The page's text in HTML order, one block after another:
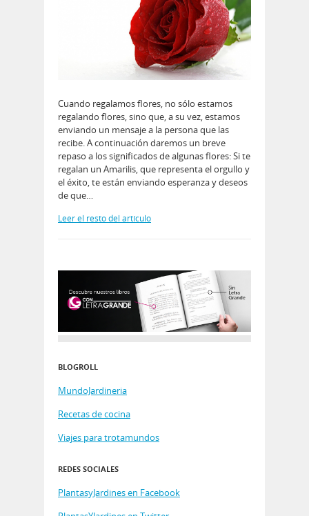
Cuando regalamos flores, no sólo estamos
regalando flores, sino que, a su vez, estamos
enviando un mensaje a la persona que las
recibe. A continuación daremos un breve
repaso a los significados de algunas flores: Si te
regalan un Amarilis, que representa el orgullo y
el éxito, te están enviando esperanza y deseos
de que…
Leer el resto del artículo
BLOGROLL
MundoJardineria
Recetas de cocina
Viajes para trotamundos
REDES SOCIALES
PlantasyJardines en Facebook